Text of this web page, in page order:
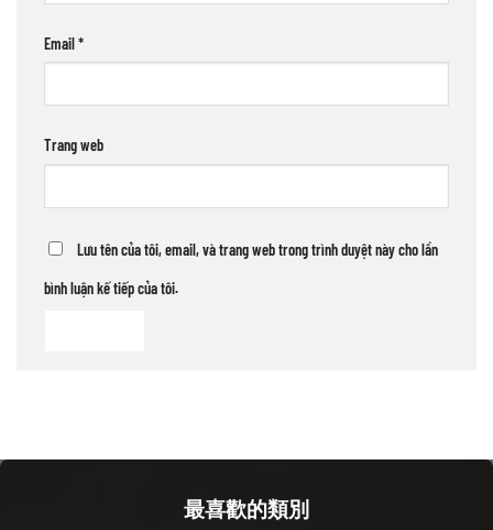
Email*
Trang web
Lưu tên của tôi, email, và trang web trong trình duyệt này cho lần
bình luận kế tiếp của tôi.
最喜歡的類別